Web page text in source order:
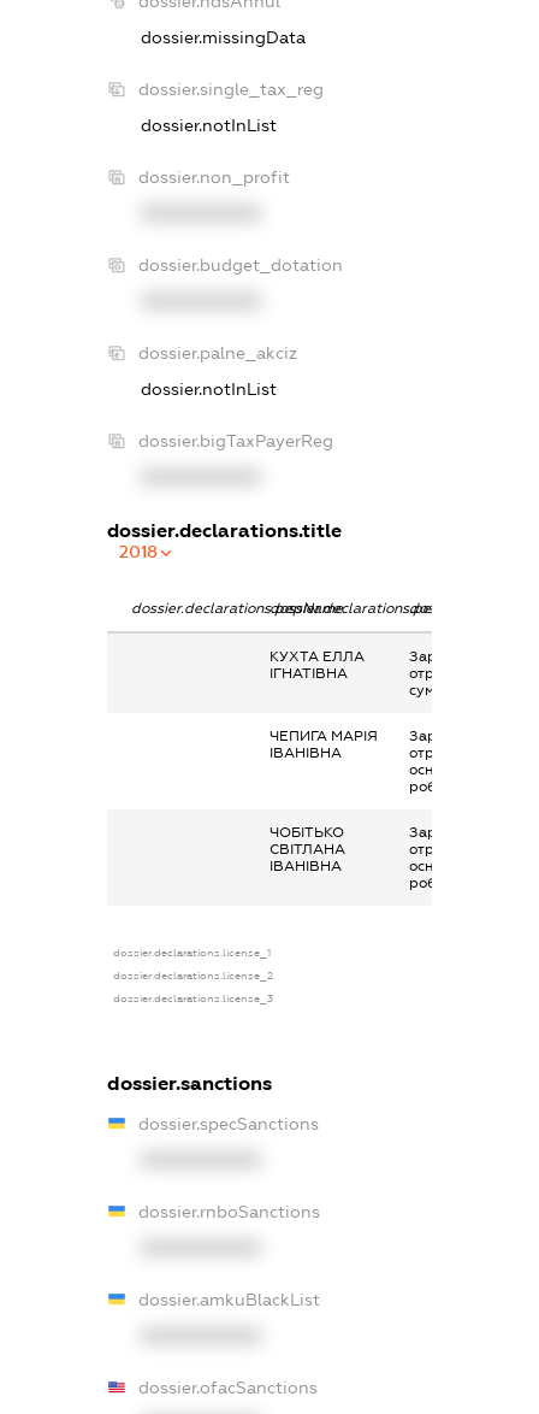
dossier.missingData
dossier.single_tax_reg
dossier.notInList
dossier.non_profit
dossier.budget_dotation
dossier.palne_akciz
dossier.notInList
dossier.bigTaxPayerReg
dossier.declarations.title
2018
dossier.declarations.pepNamedossier.declarations.personName
КУХТА ЕЛЛА
ІГНАТІВНА
Заробітна плата
отримана за
сумісництвом
ЧЕПИГА МАРІЯ
ІВАНІВНА
Заробітна плата
отримана за
основним місцем
роботи
ЧОБІТЬКО
СВІТЛАНА
ІВАНІВНА
Заробітна плата
отримана за
основним місцем
роботи
dossier.declarations.license_1
dossier.declarations.license_2
dossier.declarations.license_3
dossier.sanctions
dossier.specSanctions
dossier.rnboSanctions
dossier.amkuBlackList
dossier.ofacSanctions